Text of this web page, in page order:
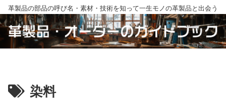
革製品の部品の呼び名・素材・技術を知って一生モノの革製品と出会う
染料